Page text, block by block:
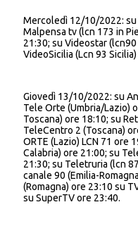
Mercoledì 12/10/2022:
Malpensa tv (lcn 173 in
21:30; su Videostar
VideoSicilia (Lcn 93
Giovedì 13/10/2022: su
Tele Orte (Umbria/Lazio)
Toscana) ore 18:10; su
TeleCentro 2 (Toscana)
ORTE (Lazio) LCN 71 ore
Calabria) ore 21:00; su
21:30; su Teletruria (lcn
canale 90 (Emilia-
(Romagna) ore 23:10 su
su SuperTV ore 23:40.